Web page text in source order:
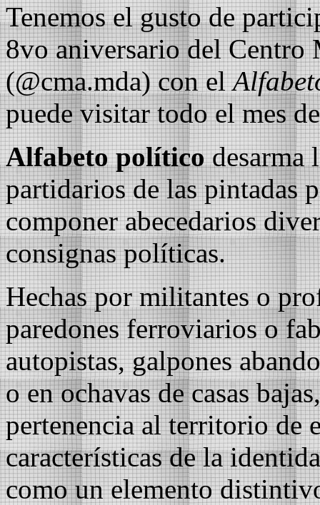
Tenemos el gusto de
8vo aniversario del Centro
(@cma.mda) con el
puede visitar todo el mes
Alfabeto políticodesarma
partidarios de las pintadas
componer abecedarios
consignas políticas.
Hechas por militantes o
paredones ferroviarios o
autopistas, galpones
o en ochavas de casas
pertenencia al territorio de
características de la
como un elemento